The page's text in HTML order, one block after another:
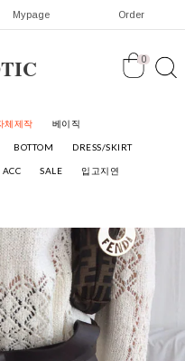
Mypage Order
0
체제작 베이직
BOTTOM DRESS/SKIRT
ACC SALE 입고지연